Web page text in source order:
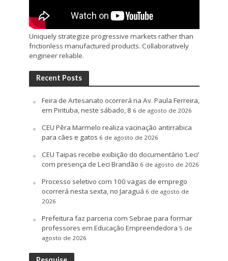
Uniquely strategize progressive markets rather than
frictionless manufactured products. Collaboratively
engineer reliable.
Recent Posts
Feira de Artesanato ocorrerá na Av. Paula Ferreira,
em Pirituba, neste sábado, 8 6 de agosto de 2026
CEU Pêra Marmelo realiza vacinação antirrabica
para cães e gatos 6 de agosto de 2026
CEU Taipas recebe exibição do documentário ‘Leci’
com presença de Leci Brandão 6 de agosto de 2026
Processo seletivo com 100 vagas de emprego
ocorrerá nesta sexta, no Jaraguá 6 de agosto de
2026
Prefeitura faz parceria com Sebrae para formar
professores em Educação Empreendedora 5 de
agosto de 2026